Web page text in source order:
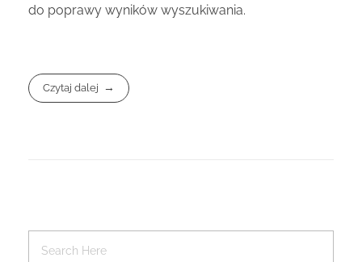
do poprawy wyników wyszukiwania.
Czytaj dalej